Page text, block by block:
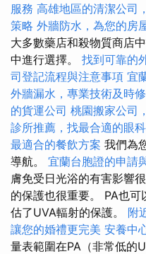
服務 高雄地區的清潔公司
策略 外牆防水，為您的房
大多數藥店和殺物質商店
中進行選擇。 找到可靠的
司登記流程與注意事項 宜
外牆漏水，專業技術及時
的貨運公司 桃園搬家公司
診所推薦，找最合適的眼
最適合的餐飲方案 我們為
導航。 宜蘭台胞證的申請
膚免受日光浴的有害影響
的保護也很重要。 PA也
估了UVA輻射的保護。 附
讓您的婚禮更完美 安養中
量表範圍在PA（非常低的